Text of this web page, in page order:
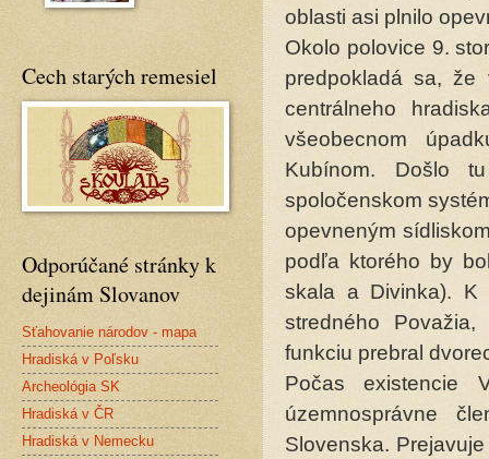
oblasti asi plnilo
Okolo polovice 9.
predpokladá sa,
centrálneho
všeobecnom
Kubínom. Došlo
spoločenskom
opevneným
podľa ktorého by
skala a Divinka). K
stredného
funkciu prebral
Počas existencie
územnosprávne
Slovenska.
Cech starých remesiel
Odporúčané stránky k
dejinám Slovanov
Sťahovanie národov - mapa
Hradiská v Poľsku
Archeológia SK
Hradiská v ČR
Hradiská v Nemecku